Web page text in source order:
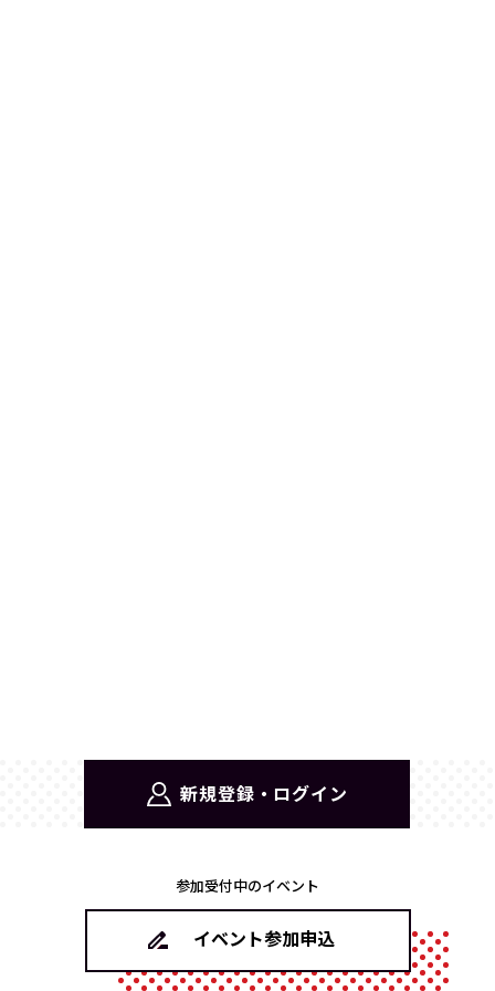
新規登録・ログイン
参加受付中のイベント
イベント参加申込